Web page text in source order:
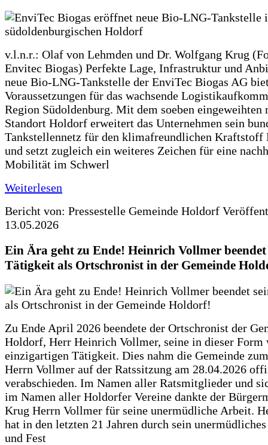
v.l.n.r.: Olaf von Lehmden und Dr. Wolfgang Krug
Envitec Biogas) Perfekte Lage, Infrastruktur und
neue Bio-LNG-Tankstelle der EnviTec Biogas AG
Voraussetzungen für das wachsende
Region Südoldenburg. Mit dem soeben eingeweihten
Standort Holdorf erweitert das Unternehmen sein
Tankstellennetz für den klimafreundlichen Kraftstoff
und setzt zugleich ein weiteres Zeichen für eine
Mobilität im Schwerl
Weiterlesen
Bericht von: Pressestelle Gemeinde Holdorf
13.05.2026
Ein Ära geht zu Ende! Heinrich Vollmer beendet
Tätigkeit als Ortschronist in der Gemeinde
Zu Ende April 2026 beendete der Ortschronist der
Holdorf, Herr Heinrich Vollmer, seine in dieser Form
einzigartigen Tätigkeit. Dies nahm die Gemeinde
Herrn Vollmer auf der Ratssitzung am 28.04.2026
verabschieden. Im Namen aller Ratsmitglieder und
im Namen aller Holdorfer Vereine dankte der
Krug Herrn Vollmer für seine unermüdliche Arbeit.
hat in den letzten 21 Jahren durch sein
und Fest